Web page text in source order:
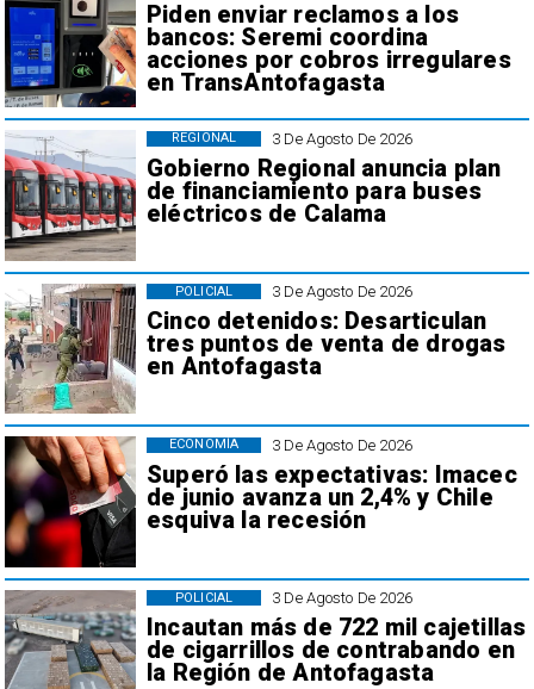
Piden enviar reclamos a los
bancos: Seremi coordina
acciones por cobros irregulares
en TransAntofagasta
3 De Agosto De 2026
Gobierno Regional anuncia plan
de financiamiento para buses
eléctricos de Calama
REGIONAL
3 De Agosto De 2026
Cinco detenidos: Desarticulan
tres puntos de venta de drogas
en Antofagasta
POLICIAL
3 De Agosto De 2026
Superó las expectativas: Imacec
de junio avanza un 2,4% y Chile
esquiva la recesión
ECONOMÍA
3 De Agosto De 2026
Incautan más de 722 mil cajetillas
de cigarrillos de contrabando en
la Región de Antofagasta
POLICIAL